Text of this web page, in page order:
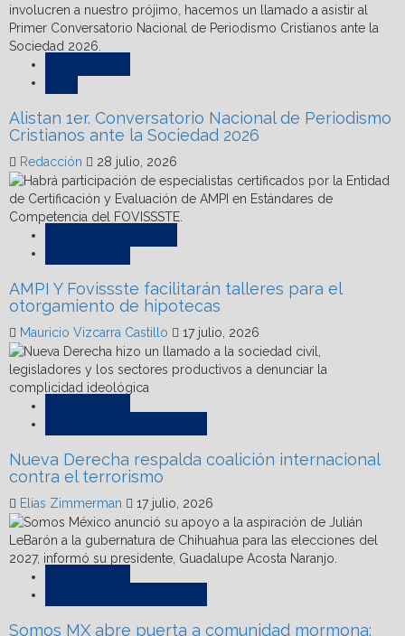
Alistan 1er. Conversatorio Nacional de Periodismo
Cristianos ante la Sociedad 2026
Redacción 28 julio, 2026
AMPI Y Fovissste facilitarán talleres para el
otorgamiento de hipotecas
Mauricio Vizcarra Castillo 17 julio, 2026
Nueva Derecha respalda coalición internacional
contra el terrorismo
Elías Zimmerman 17 julio, 2026
Somos MX abre puerta a comunidad mormona;